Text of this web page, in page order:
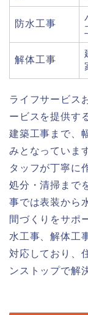
防水工事
解体工事
ライフサービス
ービスを提供す
建築工事まで、
みとなっていま
タッフが丁寧に
処分・清掃まで
事では表装から
間づくりをサポ
水工事、解体工
対応しており、
ンストップで解